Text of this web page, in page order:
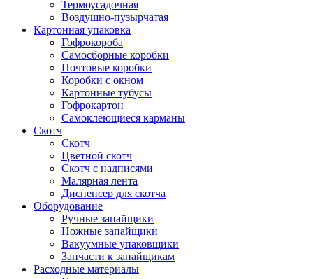
Термоусадочная
Воздушно-пузырчатая
Картонная упаковка
Гофрокороба
Самосборные коробки
Почтовые коробки
Коробки с окном
Картонные тубусы
Гофрокартон
Самоклеющиеся карманы
Скотч
Скотч
Цветной скотч
Скотч с надписями
Малярная лента
Диспенсер для скотча
Оборудование
Ручные запайщики
Ножные запайщики
Вакуумные упаковщики
Запчасти к запайщикам
Расходные материалы